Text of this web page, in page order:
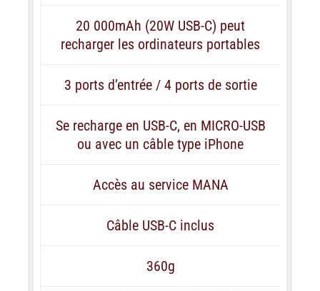
20 000mAh (20W USB-C) peut
recharger les ordinateurs portables
3 ports d’entrée / 4 ports de sortie
Se recharge en USB-C, en MICRO-USB
ou avec un câble type iPhone
Accès au service MANA
Câble USB-C inclus
360g